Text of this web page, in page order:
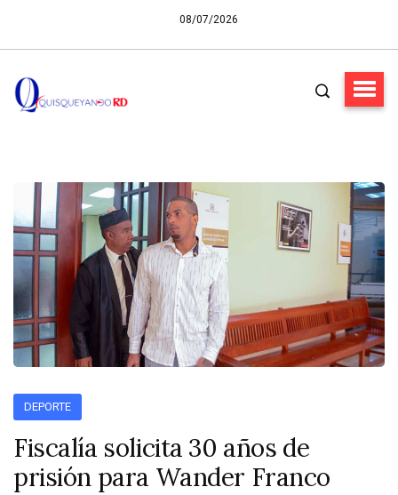
08/07/2026
DEPORTE
Fiscalía solicita 30 años de
prisión para Wander Franco